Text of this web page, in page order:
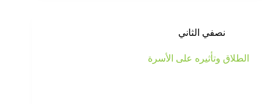
نصفي الثاني
الطلاق وتأثيره على الأسرة